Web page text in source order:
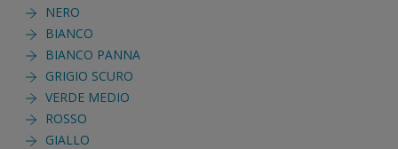
NERO
BIANCO
BIANCO PANNA
GRIGIO SCURO
VERDE MEDIO
ROSSO
GIALLO